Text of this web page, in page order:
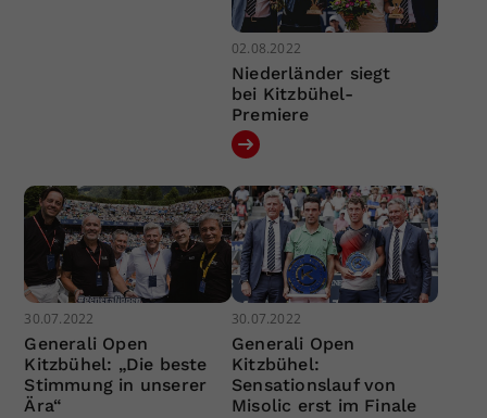
02.08.2022
Niederländer siegt
bei Kitzbühel-
Premiere
30.07.2022
Generali Open
Kitzbühel: „Die beste
Stimmung in unserer
Ära“
30.07.2022
Generali Open
Kitzbühel:
Sensationslauf von
Misolic erst im Finale